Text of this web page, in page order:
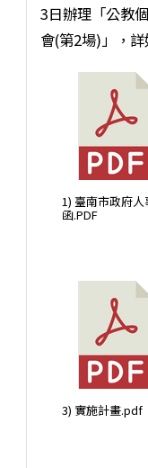
3日辦理「公教
會(第2場)」，詳
1) 臺南市政府人
函.PDF
3) 實施計畫.pdf